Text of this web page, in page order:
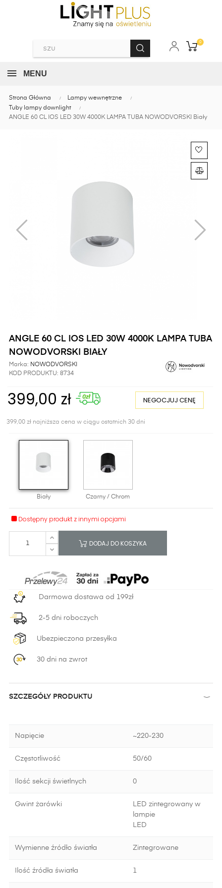
0
MENU
Strona Główna
Lampy wewnętrzne
Tuby lampy downlight
ANGLE 60 CL IOS LED 30W 4000K LAMPA TUBA NOWODVORSKI Biały
ANGLE 60 CL IOS LED 30W 4000K LAMPA TUBA
NOWODVORSKI BIAŁY
Marka: NOWODVORSKI
KOD PRODUKTU: 8734
399,00 zł NEGOCJUJ CENĘ
399,00 zł najniższa cena w ciągu ostatnich 30 dni
Biały Czarny / Chrom
Dostępny produkt z innymi opcjami
DODAJ DO KOSZYKA
Darmowa dostawa od 199zł
2-5 dni roboczych
Ubezpieczona przesyłka
30 dni na zwrot
SZCZEGÓŁY PRODUKTU
Napięcie ~220-230
Częstotliwość 50/60
Ilość sekcji świetlnych 0
Gwint żarówki
LED zintegrowany w
lampie
LED
Wymienne źródło światła Zintegrowane
Ilość źródła światła 1